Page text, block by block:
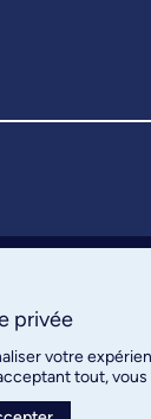
privée
votre
tout,